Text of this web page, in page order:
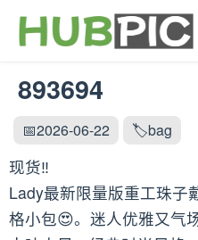
893694
📅2026-06-22 🏷️bag
现货‼️
Lady最新限量版重工珠子
格小包😍。迷人优雅又气